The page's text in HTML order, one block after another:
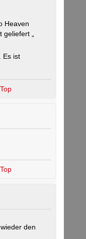
Heaven
„
Es ist
den